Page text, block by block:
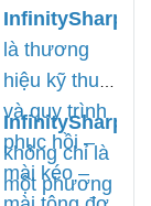
InfinitySharp
là thương
hiệu kỹ thuật
và quy trình
phục hồi –
mài kéo –
InfinitySharp
không chỉ là
một phương